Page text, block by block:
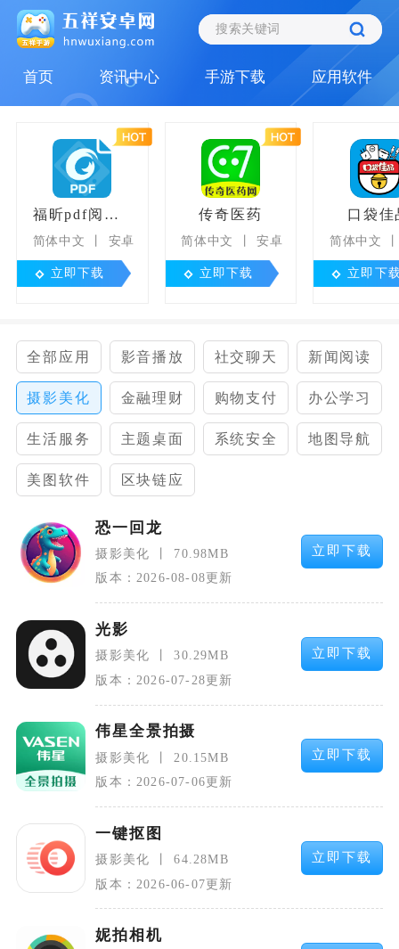
首页 资讯中心 手游下载 应用软件
福昕pdf阅读器
简体中文 安卓
立即下载
传奇医药
简体中文 安卓
立即下载
口袋佳
简体中文
立即下
全部应用 影音播放 社交聊天 新闻阅读
摄影美化 金融理财 购物支付 办公学习
生活服务 主题桌面 系统安全 地图导航
美图软件 区块链应
恐一回龙
摄影美化
70.98MB
版本：2026-08-08更新
立即下载
光影
摄影美化
30.29MB
版本：2026-07-28更新
立即下载
伟星全景拍摄
摄影美化
20.15MB
版本：2026-07-06更新
立即下载
一键抠图
摄影美化
64.28MB
版本：2026-06-07更新
立即下载
妮拍相机